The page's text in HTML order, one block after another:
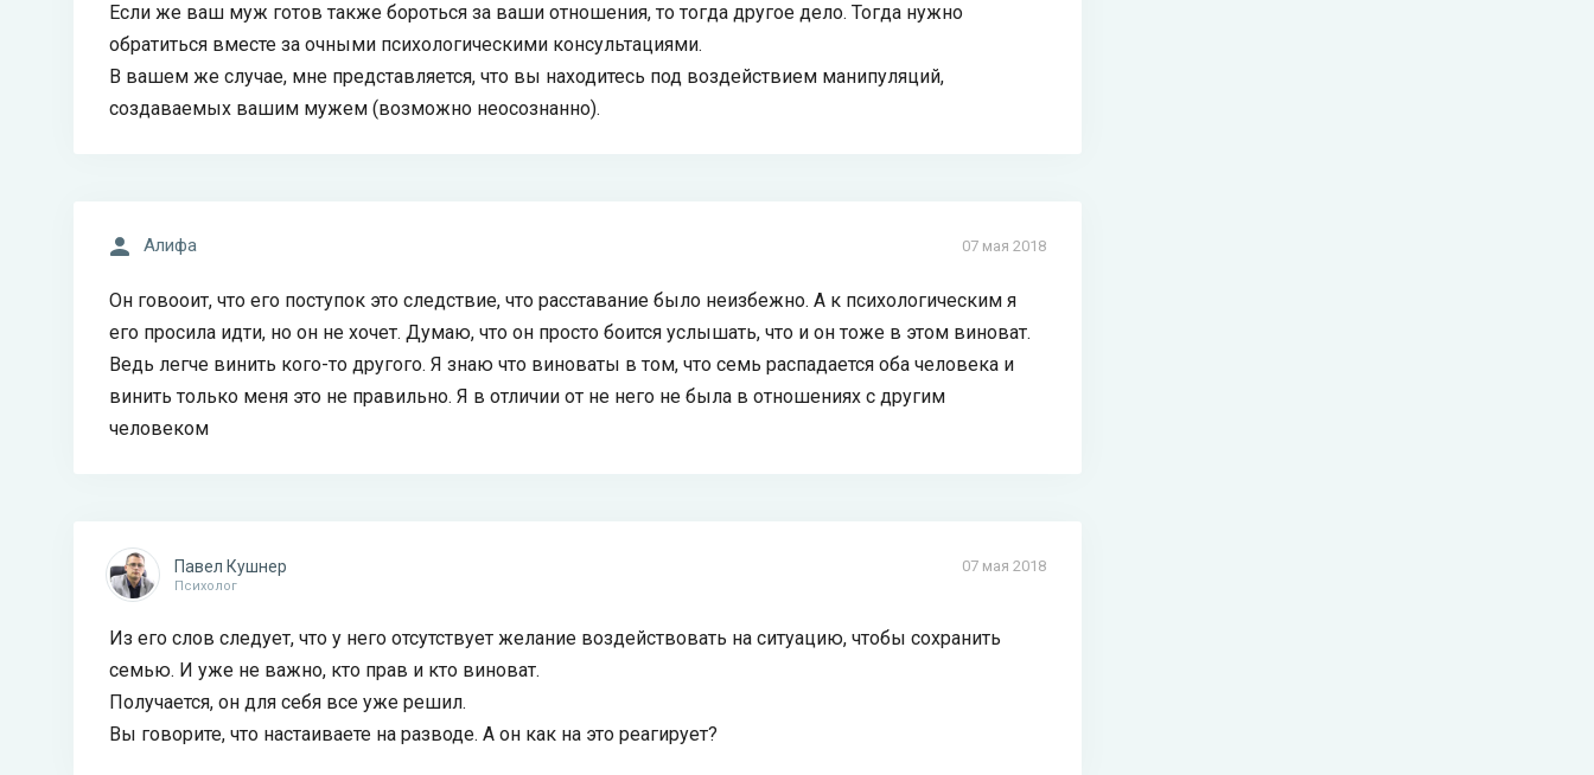
Если же ваш муж готов также бороться за ваши отношения, то тогда другое дело. Тогда нужно
обратиться вместе за очными психологическими консультациями.
В вашем же случае, мне представляется, что вы находитесь под воздействием манипуляций,
создаваемых вашим мужем (возможно неосознанно).
07 мая 2018
Алифа
Он говооит, что его поступок это следствие, что расставание было неизбежно. А к психологическим я
его просила идти, но он не хочет. Думаю, что он просто боится услышать, что и он тоже в этом виноват.
Ведь легче винить кого-то другого. Я знаю что виноваты в том, что семь распадается оба человека и
винить только меня это не правильно. Я в отличии от не него не была в отношениях с другим
человеком
07 мая 2018
Павел Кушнер
Психолог
Из его слов следует, что у него отсутствует желание воздействовать на ситуацию, чтобы сохранить
семью. И уже не важно, кто прав и кто виноват.
Получается, он для себя все уже решил.
Вы говорите, что настаиваете на разводе. А он как на это реагирует?